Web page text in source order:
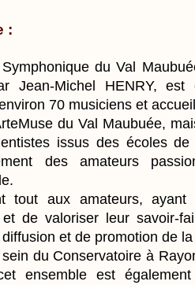
:
Symphonique du Val
Jean-Michel HENRY, est
70 musiciens et
du Val Maubuée,
issus des écoles
des amateurs
tout aux amateurs, ayant
et de valoriser leur savoir-
et de promotion de
du Conservatoire à
ensemble est